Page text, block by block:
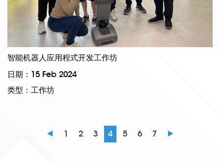
智能机器人应用程式开发工作坊
日期：15 Feb 2024
类型：工作坊
1 2 3 4 5 6 7